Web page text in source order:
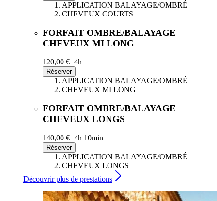
APPLICATION BALAYAGE/OMBRÉ
CHEVEUX COURTS
FORFAIT OMBRE/BALAYAGE
CHEVEUX MI LONG
120,00 €+4h
Réserver
APPLICATION BALAYAGE/OMBRÉ
CHEVEUX MI LONG
FORFAIT OMBRE/BALAYAGE
CHEVEUX LONGS
140,00 €+4h 10min
Réserver
APPLICATION BALAYAGE/OMBRÉ
CHEVEUX LONGS
Découvrir plus de prestations